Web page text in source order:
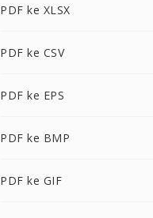
PDF ke XLSX
PDF ke CSV
PDF ke EPS
PDF ke BMP
PDF ke GIF